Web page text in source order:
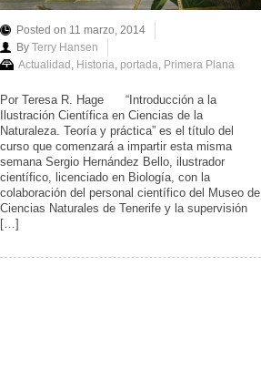
Posted on 11 marzo, 2014
By Terry Hansen
Actualidad, Historia, portada, Primera Plana
Por Teresa R. Hage “Introducción a la
Ilustración Científica en Ciencias de la
Naturaleza. Teoría y práctica” es el título del
curso que comenzará a impartir esta misma
semana Sergio Hernández Bello, ilustrador
científico, licenciado en Biología, con la
colaboración del personal científico del Museo de
Ciencias Naturales de Tenerife y la supervisión
[…]